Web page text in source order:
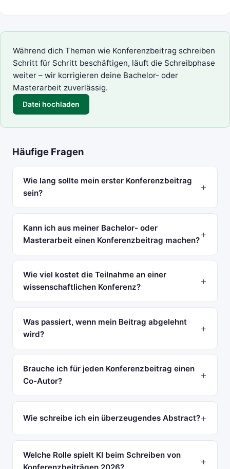
Während dich Themen wie Konferenzbeitrag schreiben
Schritt für Schritt beschäftigen, läuft die Schreibphase
weiter – wir korrigieren deine Bachelor- oder
Masterarbeit zuverlässig.
Datei hochladen
Häufige Fragen
Wie lang sollte mein erster Konferenzbeitrag
sein?
Kann ich aus meiner Bachelor- oder
Masterarbeit einen Konferenzbeitrag machen?
Wie viel kostet die Teilnahme an einer
wissenschaftlichen Konferenz?
Was passiert, wenn mein Beitrag abgelehnt
wird?
Brauche ich für jeden Konferenzbeitrag einen
Co-Autor?
Wie schreibe ich ein überzeugendes Abstract?
Welche Rolle spielt KI beim Schreiben von
Konferenzbeiträgen 2026?